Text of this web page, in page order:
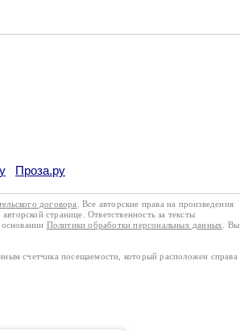
Проза.ру
договора
. Все авторские права на произведения
странице. Ответственность за тексты
основании Политики обработки персональных данных
. Вы
счетчика посещаемости, который расположен справа